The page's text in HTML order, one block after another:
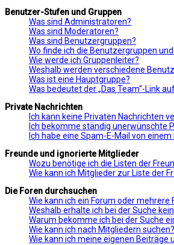
Benutzer-Stufen und Gruppen
Was sind Administratoren?
Was sind Moderatoren?
Was sind Benutzergruppen?
Wo finde ich die Benutzergruppen
Wie werde ich Gruppenleiter?
Weshalb werden verschiedene
Was ist eine Hauptgruppe?
Was bedeutet der „Das Team“-Link
Private Nachrichten
Ich kann keine Privaten Nachrichten
Ich bekomme ständig unerwünschte
Ich habe eine Spam-E-Mail von
Freunde und ignorierte Mitglieder
Wozu benötige ich die Listen der
Wie kann ich Mitglieder zur Liste der
Die Foren durchsuchen
Wie kann ich ein Forum oder mehrere
Weshalb erhalte ich bei der Suche
Warum bekomme ich bei der Suche
Wie kann ich nach Mitgliedern suchen?
Wie kann ich meine eigenen Beiträge